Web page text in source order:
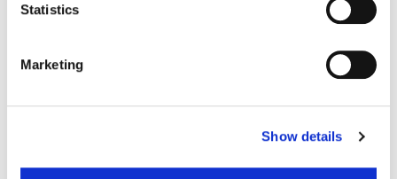
Statistics
Marketing
Show details
TI SERVONO INFORMAZIONI SU QUESTO
Chiedi informazioni